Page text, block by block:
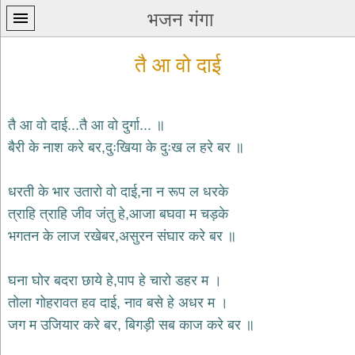
भजन गंगा
प्रथम
home
कृष्ण
भजन
krishna
शिव
भजन
bhajans
तै आ वो दाई
तै आ वो दाई...तै आ वो दुर्गा... ॥
बैरी के नाश करे बर,दुःखिया के दुःख ल हरे बर ॥
धरती के भार उतारो वो दाई,ना न रूप ल धरके
त्राहि त्राहि जीव जंतु हे,आजा बघवा म चड़के
भगतन के लाज रखेबर,असुरन संघार करे बर ॥
घना घोर बदरा छाये हे,पाप हे चारो डहर म ।
तोला गोहरावत हव दाई, नाव बसे हे अधर म ।
जग म उजियार करे बर, बिगड़ी सब काज करे बर ॥